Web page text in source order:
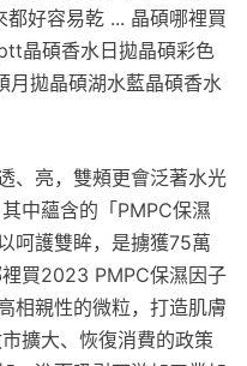
好容易乾 ... 晶碩哪裡買
晶碩香水日拋晶碩彩色
月拋晶碩湖水藍晶碩香水
、亮，雙頰更會泛著水光
中蘊含的「PMPC保濕
呵護雙眸，是擄獲75萬
買2023 PMPC保濕因子
相親性的微粒，打造肌膚
擴大、恢復消費的政策